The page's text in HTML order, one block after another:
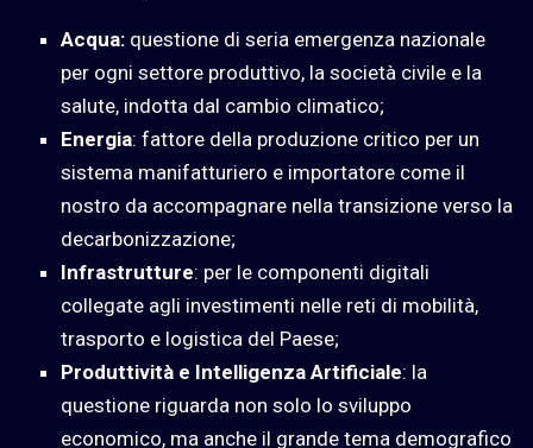
Acqua: questione di seria emergenza nazionale
per ogni settore produttivo, la società civile e la
salute, indotta dal cambio climatico;
Energia: fattore della produzione critico per un
sistema manifatturiero e importatore come il
nostro da accompagnare nella transizione verso la
decarbonizzazione;
Infrastrutture: per le componenti digitali
collegate agli investimenti nelle reti di mobilità,
trasporto e logistica del Paese;
Produttività e Intelligenza Artificiale: la
questione riguarda non solo lo sviluppo
economico, ma anche il grande tema demografico